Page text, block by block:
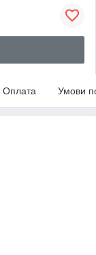
Оплата Умови